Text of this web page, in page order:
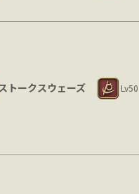
ストークスウェーズ Lv50